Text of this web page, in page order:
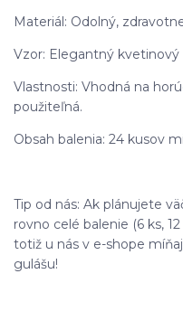
Materiál: Odolný,
Vzor: Elegantný kvetinový
Vlastnosti: Vhodná na
použiteľná.
Obsah balenia: 24 kusov
Tip od nás: Ak plánujete
rovno celé balenie (6 ks,
totiž u nás v e-shope
gulášu!